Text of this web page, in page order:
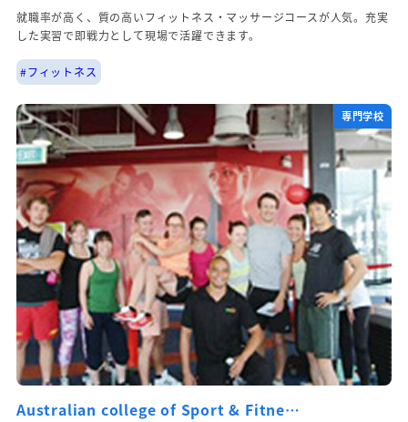
就職率が高く、質の高いフィットネス・マッサージコースが人気。充実
した実習で即戦力として現場で活躍できます。
#フィットネス
専門学校
Australian college of Sport & Fitne…